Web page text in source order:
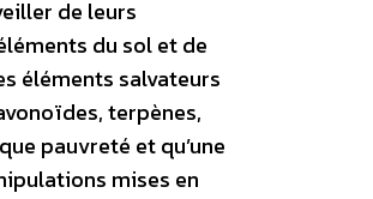
de leurs
du sol et de
éléments salvateurs
terpènes,
pauvreté et qu’une
mises en